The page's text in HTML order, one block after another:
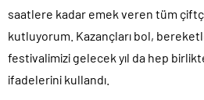
saatlere kadar emek veren tüm
kutluyorum. Kazançları bol,
festivalimizi gelecek yıl da hep
ifadelerini kullandı.